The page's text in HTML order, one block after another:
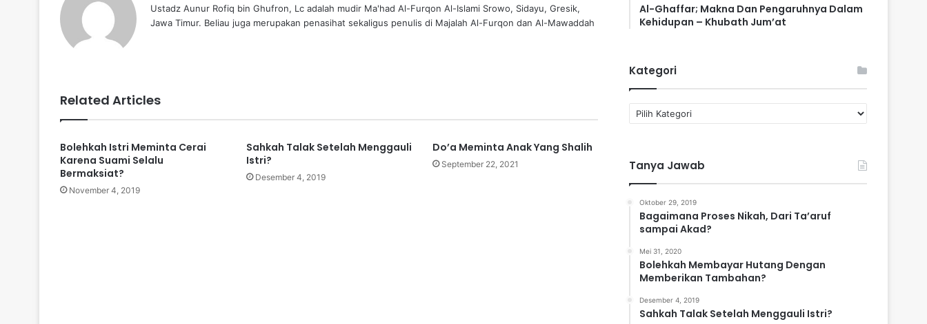
Ustadz Aunur Rofiq bin Ghufron, Lc adalah mudir Ma'had Al-Furqon Al-Islami Srowo, Sidayu, Gresik,
Jawa Timur. Beliau juga merupakan penasihat sekaligus penulis di Majalah Al-Furqon dan Al-Mawaddah
Related Articles
Bolehkah Istri Meminta Cerai
Karena Suami Selalu
Bermaksiat?
November 4, 2019
Sahkah Talak Setelah Menggauli
Istri?
Desember 4, 2019
Do’a Meminta Anak Yang Shalih
September 22, 2021
Al-Ghaffar; Makna Dan Pengaruhnya Dalam
Kehidupan – Khubath Jum’at
Kategori
a
g
o
Tanya Jawab
Oktober 29, 2019
Bagaimana Proses Nikah, Dari Ta’aruf
sampai Akad?
Mei 31, 2020
Bolehkah Membayar Hutang Dengan
Memberikan Tambahan?
Desember 4, 2019
Sahkah Talak Setelah Menggauli Istri?